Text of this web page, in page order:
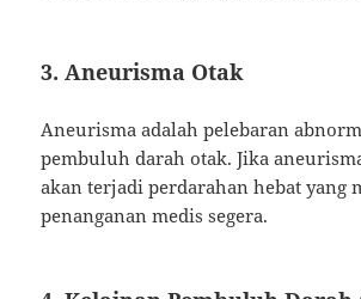
3. Aneurisma Otak
Aneurisma adalah pelebaran
pembuluh darah otak. Jika
akan terjadi perdarahan hebat yang
penanganan medis segera.